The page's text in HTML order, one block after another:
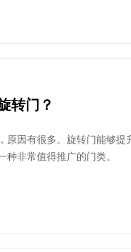
转门？
原因有很多。旋转门能够
非常值得推广的门类。